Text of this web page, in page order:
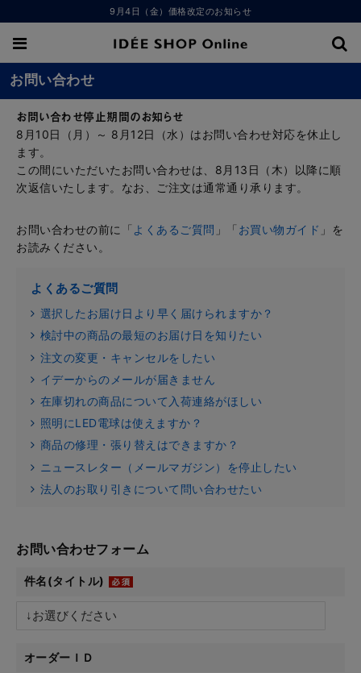
9月4日（金）価格改定のお知らせ
お問い合わせ
お問い合わせ停止期間のお知らせ
8月10日（月）～ 8月12日（水）はお問い合わせ対応を休止し
ます。
この間にいただいたお問い合わせは、8月13日（木）以降に順
次返信いたします。なお、ご注文は通常通り承ります。
お問い合わせの前に「よくあるご質問 」「お買い物ガイド 」を
お読みください。
よくあるご質問
選択したお届け日より早く届けられますか？
検討中の商品の最短のお届け日を知りたい
注文の変更・キャンセルをしたい
イデーからのメールが届きません
在庫切れの商品について入荷連絡がほしい
照明にLED電球は使えますか？
商品の修理・張り替えはできますか？
ニュースレター（メールマガジン）を停止したい
法人のお取り引きについて問い合わせたい
お問い合わせフォーム
件名(タイトル)
オーダーＩＤ